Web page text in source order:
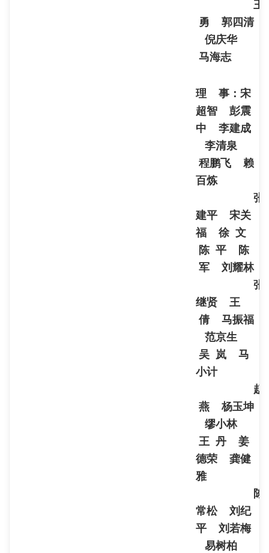
王
勇 郭四清
倪庆华
马海志
理 事：宋
超智 彭震
中 李建成
李清泉
程鹏飞 赖
百炼
张
建平 宋关
福 徐 文
陈 平 陈
军 刘耀林
张
继贤 王
倩 马振福
范京生
吴 岚 马
小计
赵
燕 杨玉坤
缪小林
王 丹 姜
德荣 龚健
雅
陈
常松 刘纪
平 刘若梅
易树柏